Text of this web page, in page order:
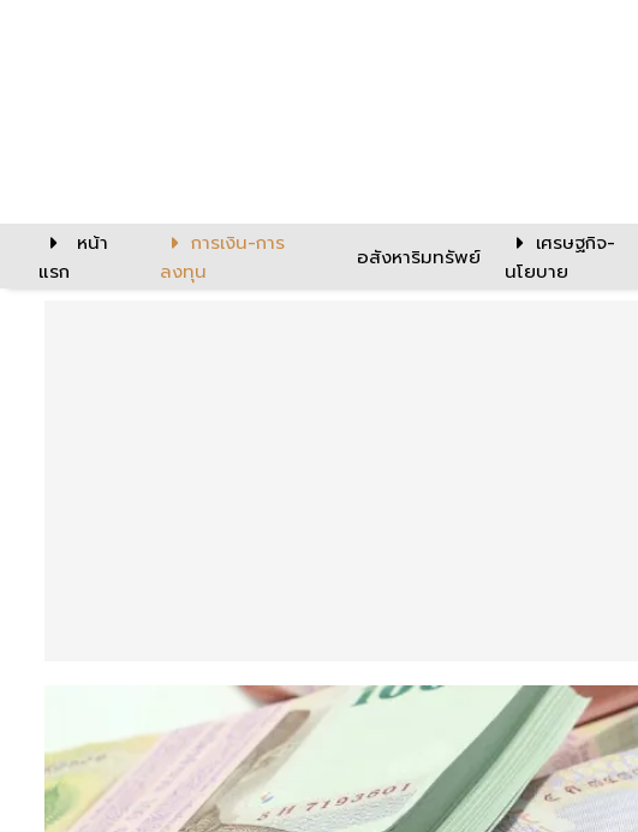
หน้า
แรก
การเงิน-การ
ลงทุน
อสังหาริมทรัพย์
เศรษฐกิจ-
นโยบาย